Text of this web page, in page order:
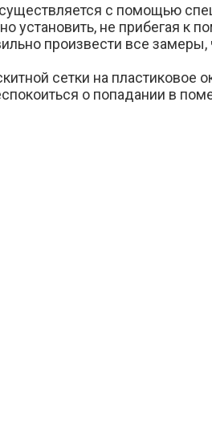
с помощью
установить, не прибегая к
произвести все
сетки на пластиковое
о попадании в